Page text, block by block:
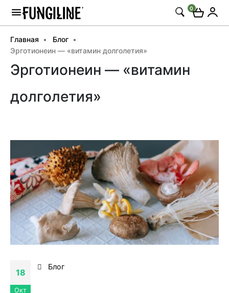
0
Главная
Блог
Эрготионеин — «витамин долголетия»
Эрготионеин — «витамин
долголетия»
18
Окт
Блог